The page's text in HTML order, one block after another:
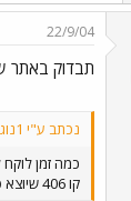
22/9/04
תבדוק באתר
נכתב ע"י 1נוגי:
כמה זמן
קו 406 שיוצא פעם בשעה והוא ישרי לירושלים. כמה זמן לוקח לו להגיע לירושלים? שאלה דחופה עד מחר בבוקר. תודה. יום תחבורה ציבורית שמח, וברוכים השבים מהשביתה (לרכבות).